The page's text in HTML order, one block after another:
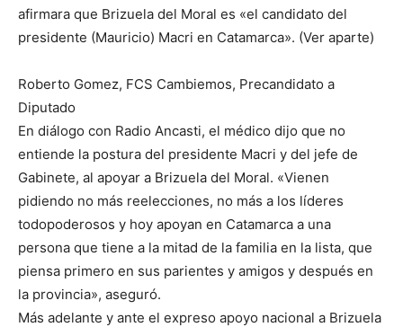
afirmara que Brizuela del Moral es «el candidato del
presidente (Mauricio) Macri en Catamarca». (Ver aparte)
Roberto Gomez, FCS Cambiemos, Precandidato a
Diputado
En diálogo con Radio Ancasti, el médico dijo que no
entiende la postura del presidente Macri y del jefe de
Gabinete, al apoyar a Brizuela del Moral. «Vienen
pidiendo no más reelecciones, no más a los líderes
todopoderosos y hoy apoyan en Catamarca a una
persona que tiene a la mitad de la familia en la lista, que
piensa primero en sus parientes y amigos y después en
la provincia», aseguró.
Más adelante y ante el expreso apoyo nacional a Brizuela